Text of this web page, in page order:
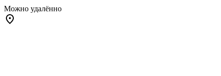
Можно удалённо